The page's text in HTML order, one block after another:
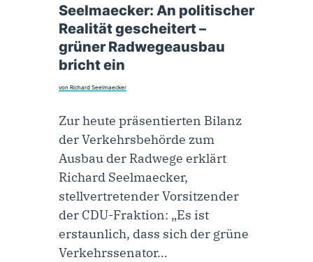
Seelmaecker: An politischer
Realität gescheitert –
grüner Radwegeausbau
bricht ein
von Richard Seelmaecker
Zur heute präsentierten Bilanz
der Verkehrsbehörde zum
Ausbau der Radwege erklärt
Richard Seelmaecker,
stellvertretender Vorsitzender
der CDU-Fraktion: „Es ist
erstaunlich, dass sich der grüne
Verkehrssenator…